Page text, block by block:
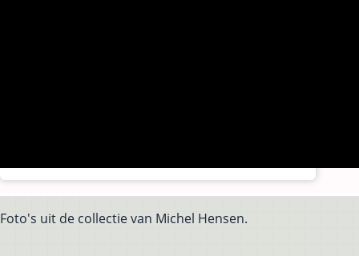
Foto's uit de collectie van Michel Hensen.